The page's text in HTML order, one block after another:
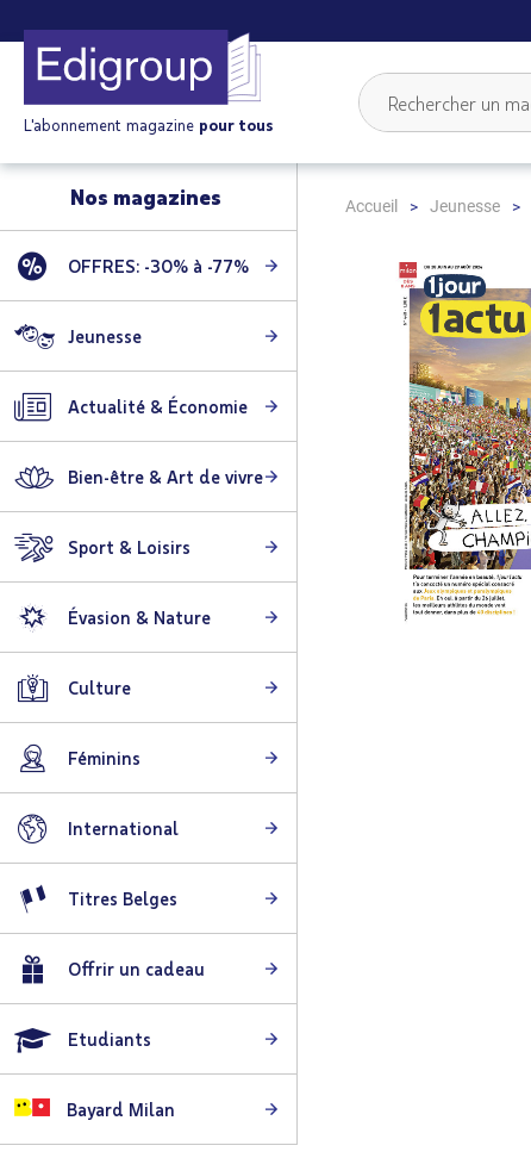
L'abonnement magazine pour tous
Accueil Jeunesse
Nos magazines
OFFRES: -30% à -77%
Jeunesse
Actualité & Économie
Bien-être & Art de vivre
Sport & Loisirs
Évasion & Nature
Culture
Féminins
International
Titres Belges
Offrir un cadeau
Etudiants
Bayard Milan